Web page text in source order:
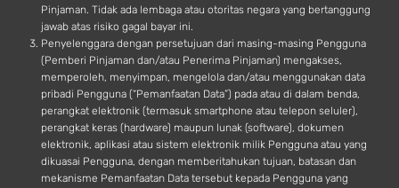
Pinjaman. Tidak ada lembaga atau otoritas negara yang bertanggung
jawab atas risiko gagal bayar ini.
Penyelenggara dengan persetujuan dari masing-masing Pengguna
(Pemberi Pinjaman dan/atau Penerima Pinjaman) mengakses,
memperoleh, menyimpan, mengelola dan/atau menggunakan data
pribadi Pengguna (“Pemanfaatan Data”) pada atau di dalam benda,
perangkat elektronik (termasuk smartphone atau telepon seluler),
perangkat keras (hardware) maupun lunak (software), dokumen
elektronik, aplikasi atau sistem elektronik milik Pengguna atau yang
dikuasai Pengguna, dengan memberitahukan tujuan, batasan dan
mekanisme Pemanfaatan Data tersebut kepada Pengguna yang